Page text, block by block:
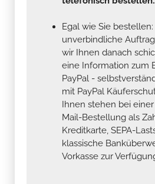
Egal wie Sie
unverbindliche
wir Ihnen danach
eine Information zum
PayPal -
mit PayPal
Ihnen stehen bei
Mail-Bestellung als
Kreditkarte, SEPA-
klassische
Vorkasse zur